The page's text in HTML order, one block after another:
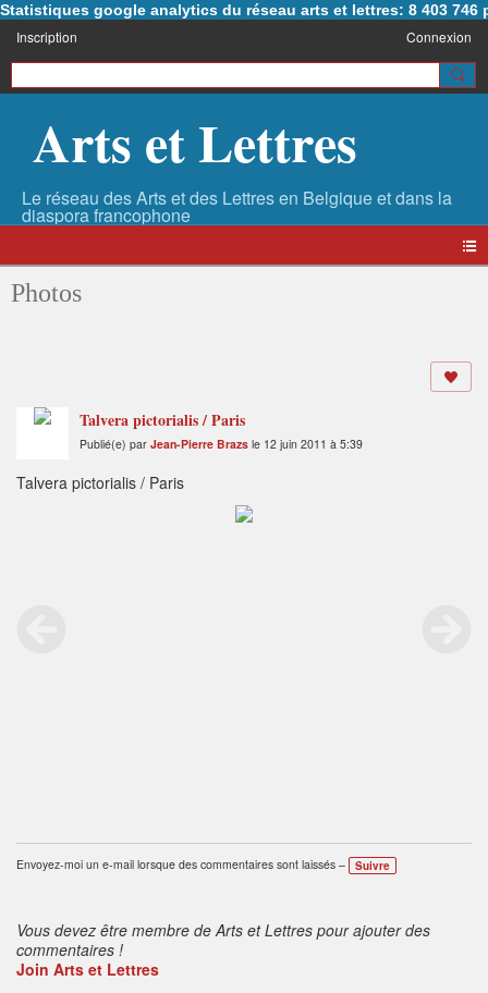
Statistiques google analytics du réseau arts et lettres: 8 403 746
Inscription Connexion
Arts et Lettres
Photos
Talvera pictorialis / Paris
Publié(e) par Jean-Pierre Brazs le 12 juin 2011 à 5:39
Talvera pictorialis / Paris
Envoyez-moi un e-mail lorsque des commentaires sont laissés – Suivre
Vous devez être membre de Arts et Lettres pour ajouter des
commentaires !
Join Arts et Lettres